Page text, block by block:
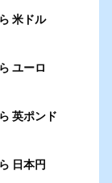
米ドル
ユーロ
英ポンド
日本円